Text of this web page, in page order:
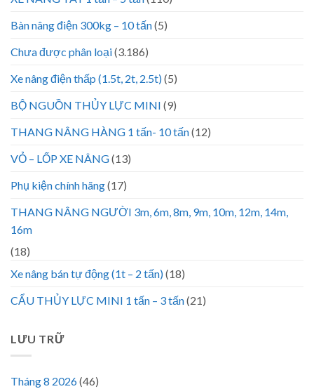
Bàn nâng điện 300kg – 10 tấn(5)
Chưa được phân loại(3.186)
Xe nâng điện thấp (1.5t, 2t, 2.5t)(5)
BỘ NGUỒN THỦY LỰC MINI (9)
THANG NÂNG HÀNG 1 tấn- 10 tấn(12)
VỎ – LỐP XE NÂNG(13)
Phụ kiện chính hãng(17)
THANG NÂNG NGƯỜI 3m, 6m, 8m, 9m, 10m, 12m, 14m,
16m
(18)
Xe nâng bán tự động (1t – 2 tấn)(18)
CẨU THỦY LỰC MINI 1 tấn – 3 tấn(21)
LƯU TRỮ
Tháng 8 2026(46)